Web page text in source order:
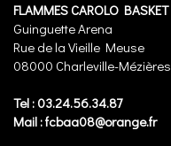
FLAMMES CAROLO BASKET
Guinguette Arena
Rue de la Vieille Meuse
08000 Charleville-Mézières
Tel : 03.24.56.34.87
Mail : fcbaa08@orange.fr